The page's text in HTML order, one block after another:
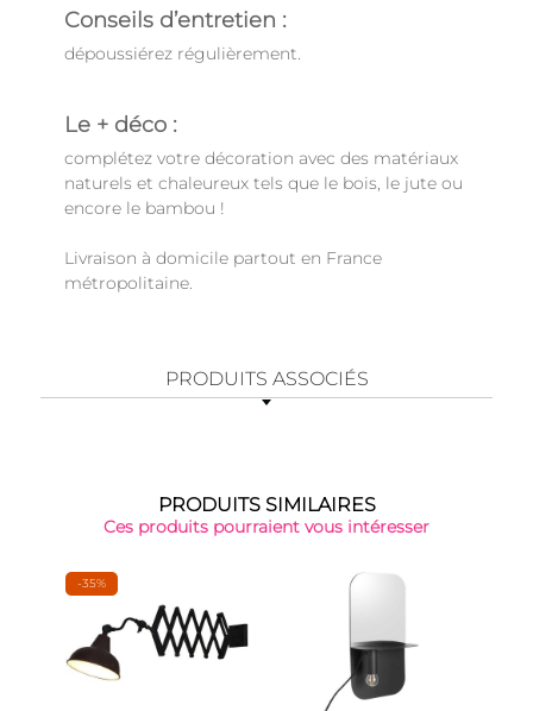
Conseils d’entretien :
dépoussiérez régulièrement.
Le + déco :
complétez votre décoration avec des matériaux
naturels et chaleureux tels que le bois, le jute ou
encore le bambou !
Livraison à domicile partout en France
métropolitaine.
PRODUITS ASSOCIÉS
PRODUITS SIMILAIRES
Ces produits pourraient vous intéresser
-35%